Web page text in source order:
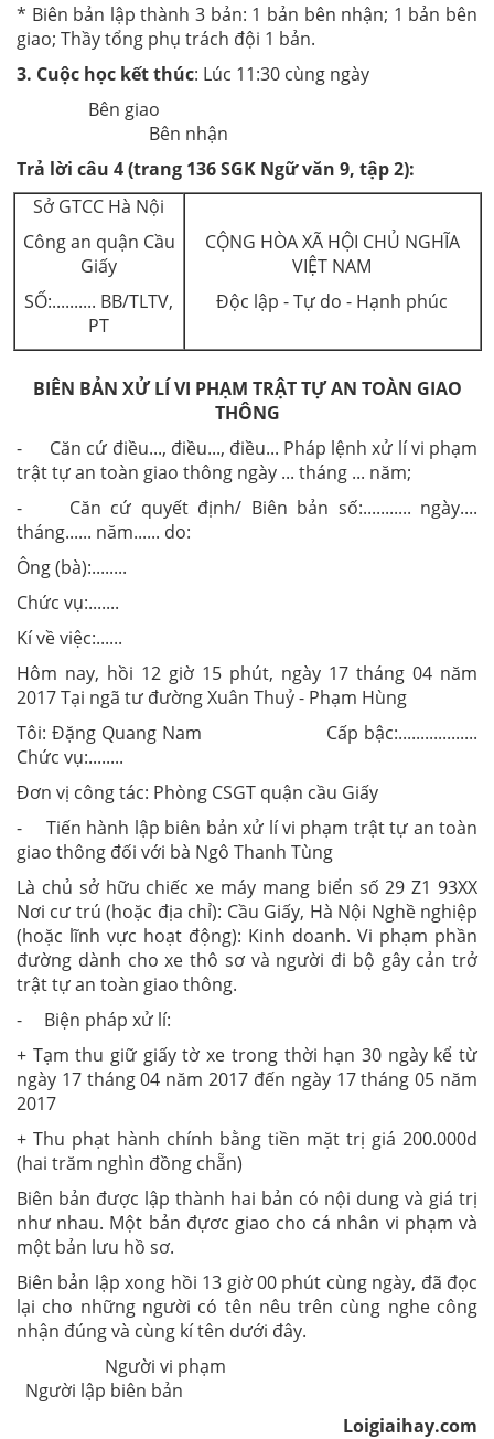
* Biên bản lập thành 3 bản: 1 bản bên nhận; 1 bản bên
giao; Thầy tổng phụ trách đội 1 bản.
3. Cuộc học kết thúc: Lúc 11:30 cùng ngày
Bên giao
Bên nhận
Trả lời câu 4 (trang 136 SGK Ngữ văn 9, tập 2):
Sở GTCC Hà Nội
Công an quận Cầu
Giấy
SỐ:.......... BB/TLTV,
PT
CỘNG HÒA XÃ HỘI CHỦ NGHĨA
VIỆT NAM
Độc lập - Tự do - Hạnh phúc
BIÊN BẢN XỬ LÍ VI PHẠM TRẬT TỰ AN TOÀN GIAO
THÔNG
- Căn cứ điều..., điều..., điều... Pháp lệnh xử lí vi phạm
trật tự an toàn giao thông ngày ... tháng ... năm;
- Căn cứ quyết định/ Biên bản số:........... ngày....
tháng...... năm...... do:
Ông (bà):........
Chức vụ:.......
Kí về việc:......
Hôm nay, hồi 12 giờ 15 phút, ngày 17 tháng 04 năm
2017 Tại ngã tư đường Xuân Thuỷ - Phạm Hùng
Tôi: Đặng Quang Nam Cấp bậc:..................
Chức vụ:........
Đơn vị công tác: Phòng CSGT quận cầu Giấy
- Tiến hành lập biên bản xử lí vi phạm trật tự an toàn
giao thông đối với bà Ngô Thanh Tùng
Là chủ sở hữu chiếc xe máy mang biển số 29 Z1 93XX
Nơi cư trú (hoặc địa chỉ): Cầu Giấy, Hà Nội Nghề nghiệp
(hoặc lĩnh vực hoạt động): Kinh doanh. Vi phạm phần
đường dành cho xe thô sơ và người đi bộ gây cản trở
trật tự an toàn giao thông.
- Biện pháp xử lí:
+ Tạm thu giữ giấy tờ xe trong thời hạn 30 ngày kể từ
ngày 17 tháng 04 năm 2017 đến ngày 17 tháng 05 năm
2017
+ Thu phạt hành chính bằng tiền mặt trị giá 200.000d
(hai trăm nghìn đồng chẵn)
Biên bản được lập thành hai bản có nội dung và giá trị
như nhau. Một bản đựơc giao cho cá nhân vi phạm và
một bản lưu hồ sơ.
Biên bản lập xong hồi 13 giờ 00 phút cùng ngày, đã đọc
lại cho những người có tên nêu trên cùng nghe công
nhận đúng và cùng kí tên dưới đây.
Người vi phạm
Người lập biên bản
Loigiaihay.com